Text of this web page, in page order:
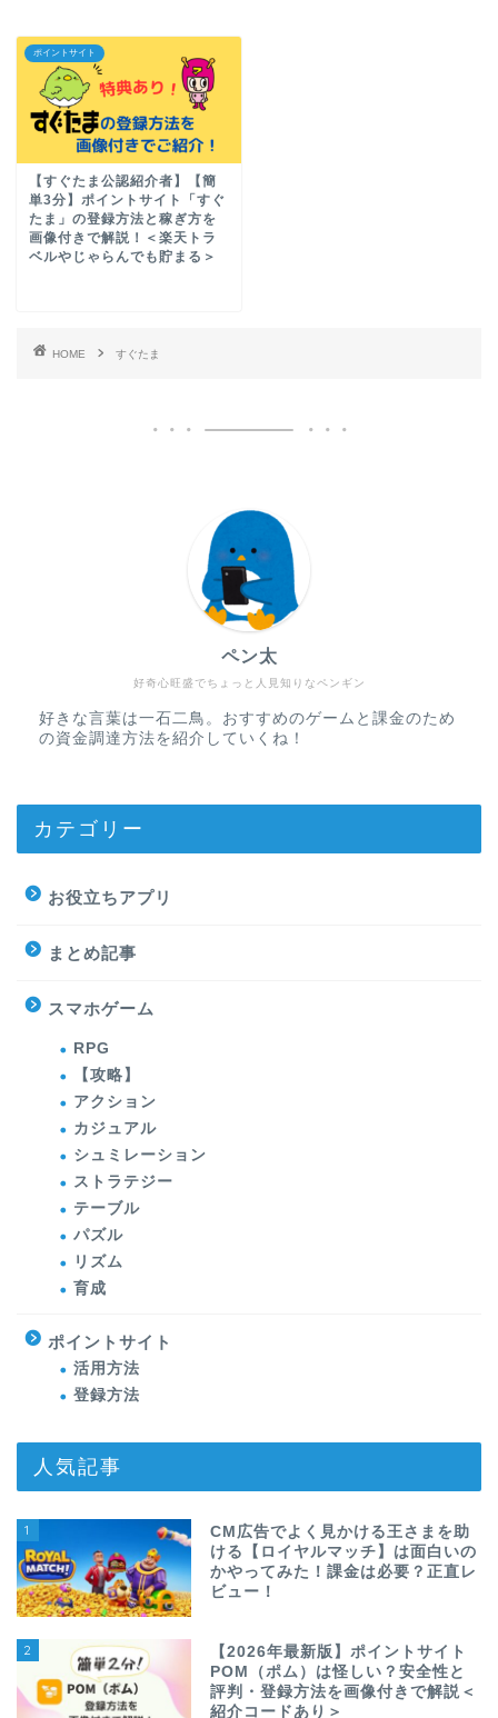
ポイントサイト
【すぐたま公認紹介者】【簡
単3分】ポイントサイト「すぐ
たま」の登録方法と稼ぎ方を
画像付きで解説！＜楽天トラ
ベルやじゃらんでも貯まる＞
HOME すぐたま
好奇心旺盛でちょっと人見知りなペンギン
ペン太
好きな言葉は一石二鳥。おすすめのゲームと課金のため
の資金調達方法を紹介していくね！
カテゴリー
お役立ちアプリ
まとめ記事
スマホゲーム
RPG
【攻略】
アクション
カジュアル
シュミレーション
ストラテジー
テーブル
パズル
リズム
育成
ポイントサイト
活用方法
登録方法
人気記事
1
CM広告でよく見かける王さまを助
ける【ロイヤルマッチ】は面白いの
かやってみた！課金は必要？正直レ
ビュー！
2
【2026年最新版】ポイントサイト
POM（ポム）は怪しい？安全性と
評判・登録方法を画像付きで解説＜
紹介コードあり＞